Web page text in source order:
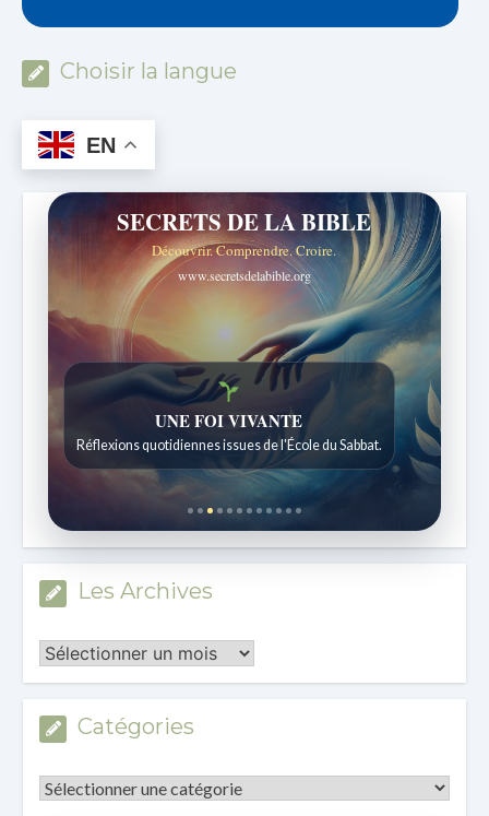
Choisir la langue
EN
SECRETS DE LA BIBLE
Découvrir. Comprendre. Croire.
www.secretsdelabible.org
Histoires bibliques étonnantes
Histoires pour les enfants de 7 à 12 ans.
Les Archives
Les
Archives
Catégories
Catégories